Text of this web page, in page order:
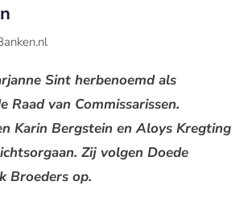
Sint herbenoemd als
Raad van Commissarissen.
Karin Bergstein en Aloys Kregting
Zij volgen Doede
Broeders op.